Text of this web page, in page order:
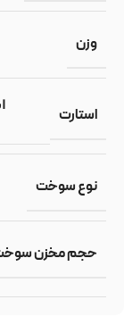
وزن
استارت
نوع سوخت
حجم مخزن